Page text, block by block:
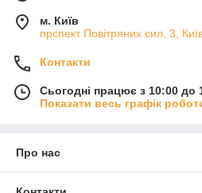
м. Київ
прспект Повітряних сил, 3,
Контакти
Сьогодні працює з 10:00 до
Показати весь графік
Про нас